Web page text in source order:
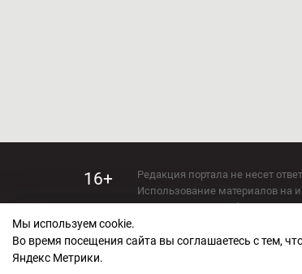
16+
Редакция портала не несет
Использование материалов на
Использование любых
СМИ зарегистрировано
Мы используем cookie.
Во время посещения сайта вы соглашаетесь с тем,
Яндекс Метрики.